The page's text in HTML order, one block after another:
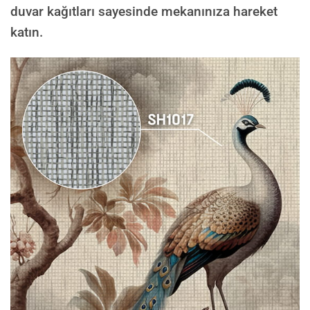
duvar kağıtları sayesinde mekanınıza hareket
katın.